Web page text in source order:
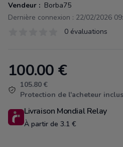
Vendeur : Borba75
Dernière connexion : 22/02/2026
0 évaluations
Product information
100.00 €
105.80 €
Protection de l'acheteur inclus
Livraison Mondial Relay
À partir de 3.1 €